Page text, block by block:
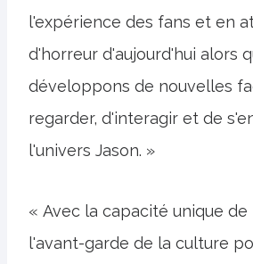
l'expérience des fans et en
d'horreur d'aujourd'hui alors
développons de nouvelles
regarder, d'interagir et de
l'univers Jason. »
« Avec la capacité unique de
l'avant-garde de la culture